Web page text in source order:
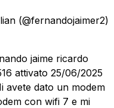
(@fernandojaimer2)
jaime ricardo
attivato 25/06/2025
avete dato un modem
con wifi 7 e mi